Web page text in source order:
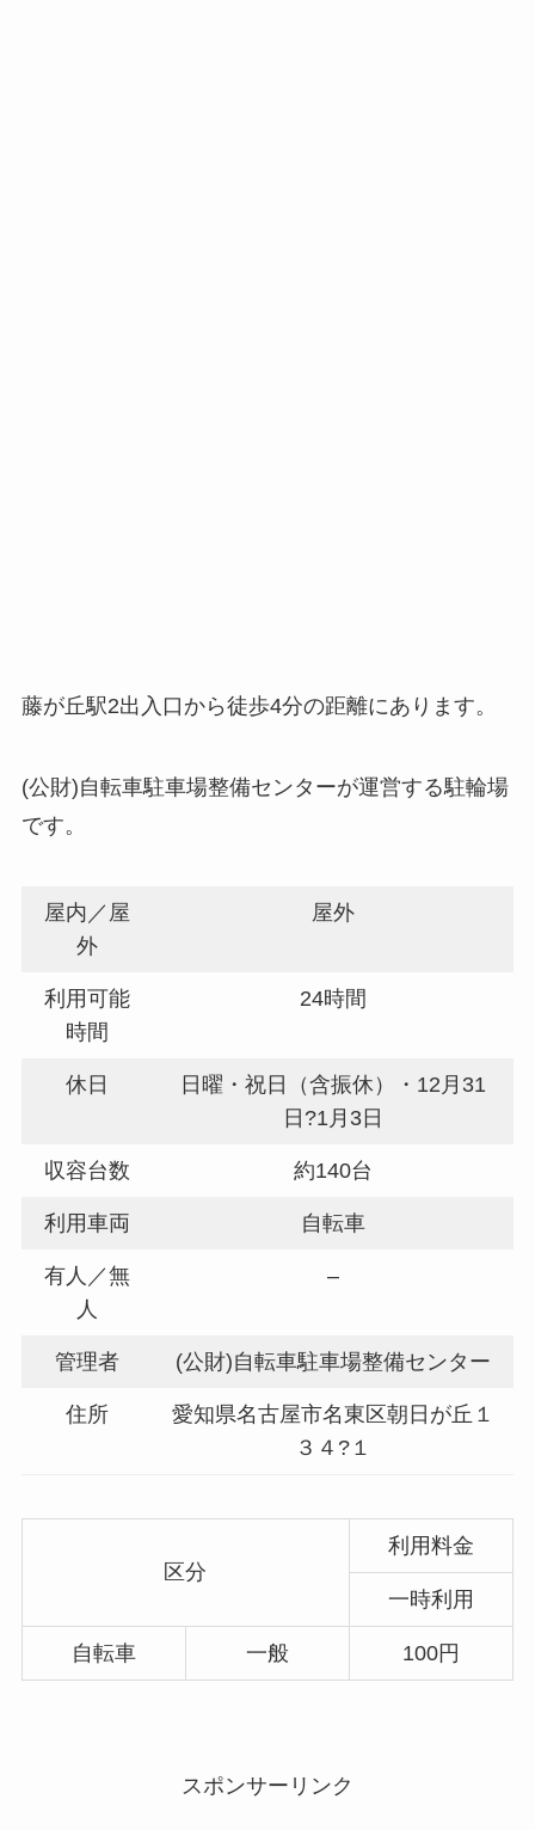
藤が丘駅2出入口から徒歩4分の距離にあります。
(公財)自転車駐車場整備センターが運営する駐輪場
です。
屋内／屋
外
屋外
利用可能
時間
24時間
休日
日曜・祝日（含振休）・12月31
日?1月3日
収容台数 約140台
利用車両 自転車
有人／無
人
–
管理者 (公財)自転車駐車場整備センター
住所
愛知県名古屋市名東区朝日が丘１
３４?１
区分
利用料金
一時利用
自転車 一般 100円
スポンサーリンク